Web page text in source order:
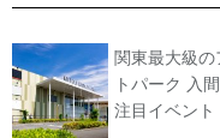
関東最大級
トパーク 入
注目イベント